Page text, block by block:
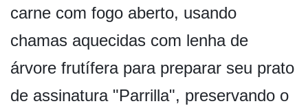
carne com fogo aberto, usando
chamas aquecidas com lenha de
árvore frutífera para preparar seu prato
de assinatura "Parrilla", preservando o